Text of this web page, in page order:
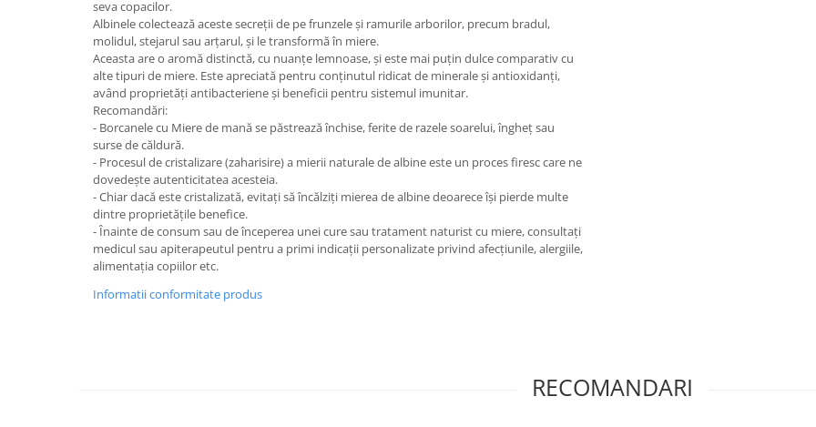
seva copacilor.
Albinele colectează aceste secreții de pe frunzele și ramurile arborilor, precum bradul,
molidul, stejarul sau arțarul, și le transformă în miere.
Aceasta are o aromă distinctă, cu nuanțe lemnoase, și este mai puțin dulce comparativ cu
alte tipuri de miere. Este apreciată pentru conținutul ridicat de minerale și antioxidanți,
având proprietăți antibacteriene și beneficii pentru sistemul imunitar.
Recomandări:
- Borcanele cu Miere de mană se păstrează închise, ferite de razele soarelui, îngheț sau
surse de căldură.
- Procesul de cristalizare (zaharisire) a mierii naturale de albine este un proces firesc care ne
dovedește autenticitatea acesteia.
- Chiar dacă este cristalizată, evitați să încălziți mierea de albine deoarece își pierde multe
dintre proprietățile benefice.
- Înainte de consum sau de începerea unei cure sau tratament naturist cu miere, consultați
medicul sau apiterapeutul pentru a primi indicații personalizate privind afecțiunile, alergiile,
alimentația copiilor etc.
Informatii conformitate produs
RECOMANDARI